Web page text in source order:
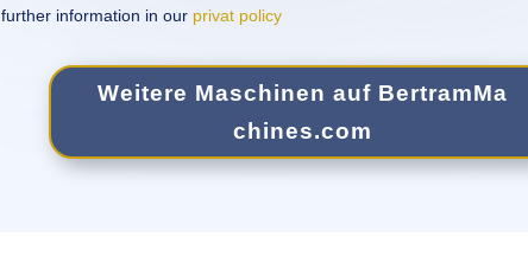
further infor­ma­tion in our privat policy
Weit­ere Maschi­nen auf Bertram​Ma​
chines​.com